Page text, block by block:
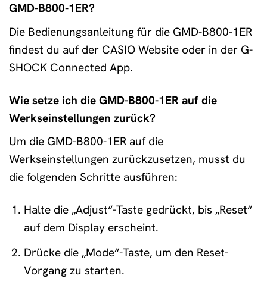
GMD-B800-1ER?
Die Bedienungsanleitung für die GMD-B800-1ER
findest du auf der CASIO Website oder in der G-
SHOCK Connected App.
Wie setze ich die GMD-B800-1ER auf die
Werkseinstellungen zurück?
Um die GMD-B800-1ER auf die
Werkseinstellungen zurückzusetzen, musst du
die folgenden Schritte ausführen:
Halte die „Adjust“-Taste gedrückt, bis „Reset“
auf dem Display erscheint.
Drücke die „Mode“-Taste, um den Reset-
Vorgang zu starten.